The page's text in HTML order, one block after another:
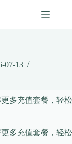
07-13
更多充值套餐，轻松
更多充值套餐，轻松